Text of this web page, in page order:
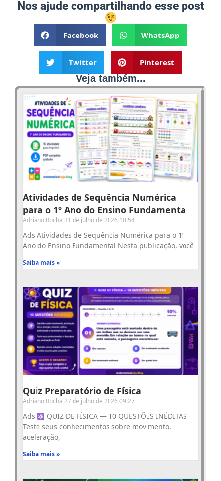
Nos ajude compartilhando esse post
Facebook WhatsApp
Twitter Pinterest
Veja também...
Atividades de Sequência Numérica
para o 1º Ano do Ensino Fundamenta
Adriano Rocha 31 de julho de 2026 10:54
Ads Atividades de Sequência Numérica para o 1º
Ano do Ensino Fundamental Nesta publicação, você
Saiba mais »
Quiz Preparatório de Física
Adriano Rocha 27 de julho de 2026 09:27
Ads
QUIZ DE FÍSICA — 10 QUESTÕES INÉDITAS
Teste seus conhecimentos sobre movimento,
aceleração,
Saiba mais »